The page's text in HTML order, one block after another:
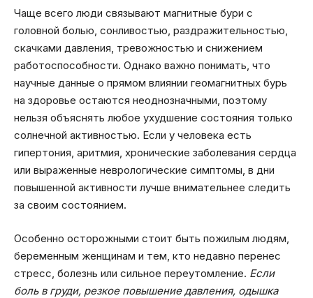
Чаще всего люди связывают магнитные бури с
головной болью, сонливостью, раздражительностью,
скачками давления, тревожностью и снижением
работоспособности. Однако важно понимать, что
научные данные о прямом влиянии геомагнитных бурь
на здоровье остаются неоднозначными, поэтому
нельзя объяснять любое ухудшение состояния только
солнечной активностью. Если у человека есть
гипертония, аритмия, хронические заболевания сердца
или выраженные неврологические симптомы, в дни
повышенной активности лучше внимательнее следить
за своим состоянием.
Особенно осторожными стоит быть пожилым людям,
беременным женщинам и тем, кто недавно перенес
стресс, болезнь или сильное переутомление. Если
боль в груди, резкое повышение давления, одышка